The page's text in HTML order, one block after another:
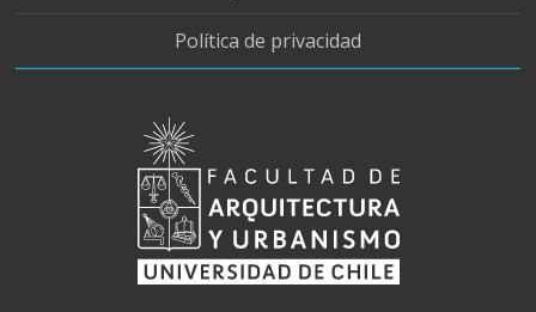
Política de privacidad